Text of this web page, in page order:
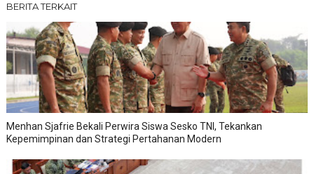
BERITA TERKAIT
Menhan Sjafrie Bekali Perwira Siswa Sesko TNI, Tekankan
Kepemimpinan dan Strategi Pertahanan Modern